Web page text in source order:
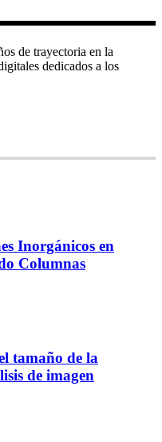
de trayectoria en la
dedicados a los
Inorgánicos en
Columnas
tamaño de la
de imagen